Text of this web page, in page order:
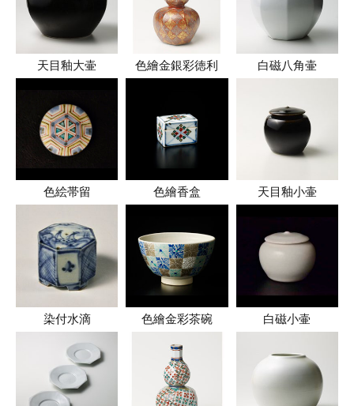
天目釉大壷 色繪金銀彩徳利 白磁八角壷
色絵帯留 色繪香盒 天目釉小壷
染付水滴 色繪金彩茶碗 白磁小壷